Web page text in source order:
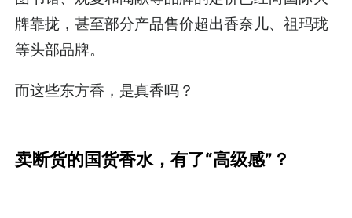
牌靠拢，甚至部分产品售价超出香奈儿、祖玛珑
等头部品牌。
而这些东方香，是真香吗？
卖断货的国货香水，有了“高级感”？